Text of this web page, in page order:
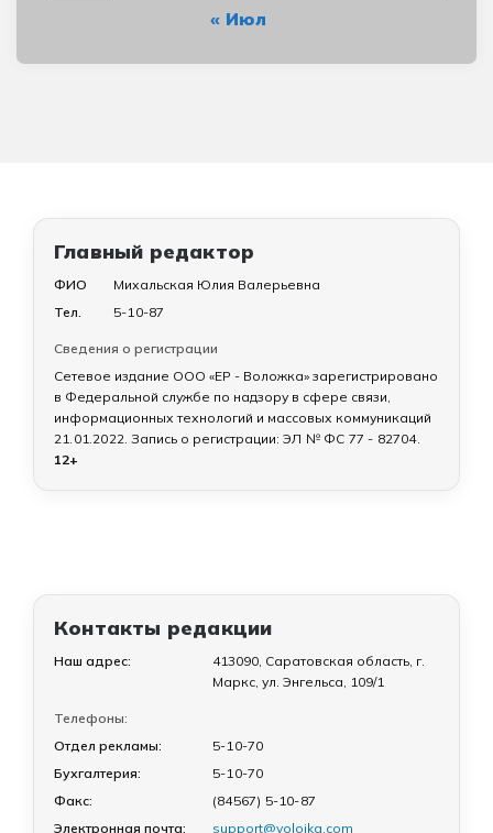
« Июл
Главный редактор
ФИО
Михальская Юлия Валерьевна
Тел.
5-10-87
Сведения о регистрации
Сетевое издание ООО «ЕР - Воложка» зарегистрировано
в Федеральной службе по надзору в сфере связи,
информационных технологий и массовых коммуникаций
21.01.2022. Запись о регистрации: ЭЛ № ФС 77 - 82704.
12+
Контакты редакции
Наш адрес:
413090, Саратовская область, г.
Маркс, ул. Энгельса, 109/1
Телефоны:
Отдел рекламы:
5-10-70
Бухгалтерия:
5-10-70
Факс:
(84567) 5-10-87
Электронная почта:
support@volojka.com